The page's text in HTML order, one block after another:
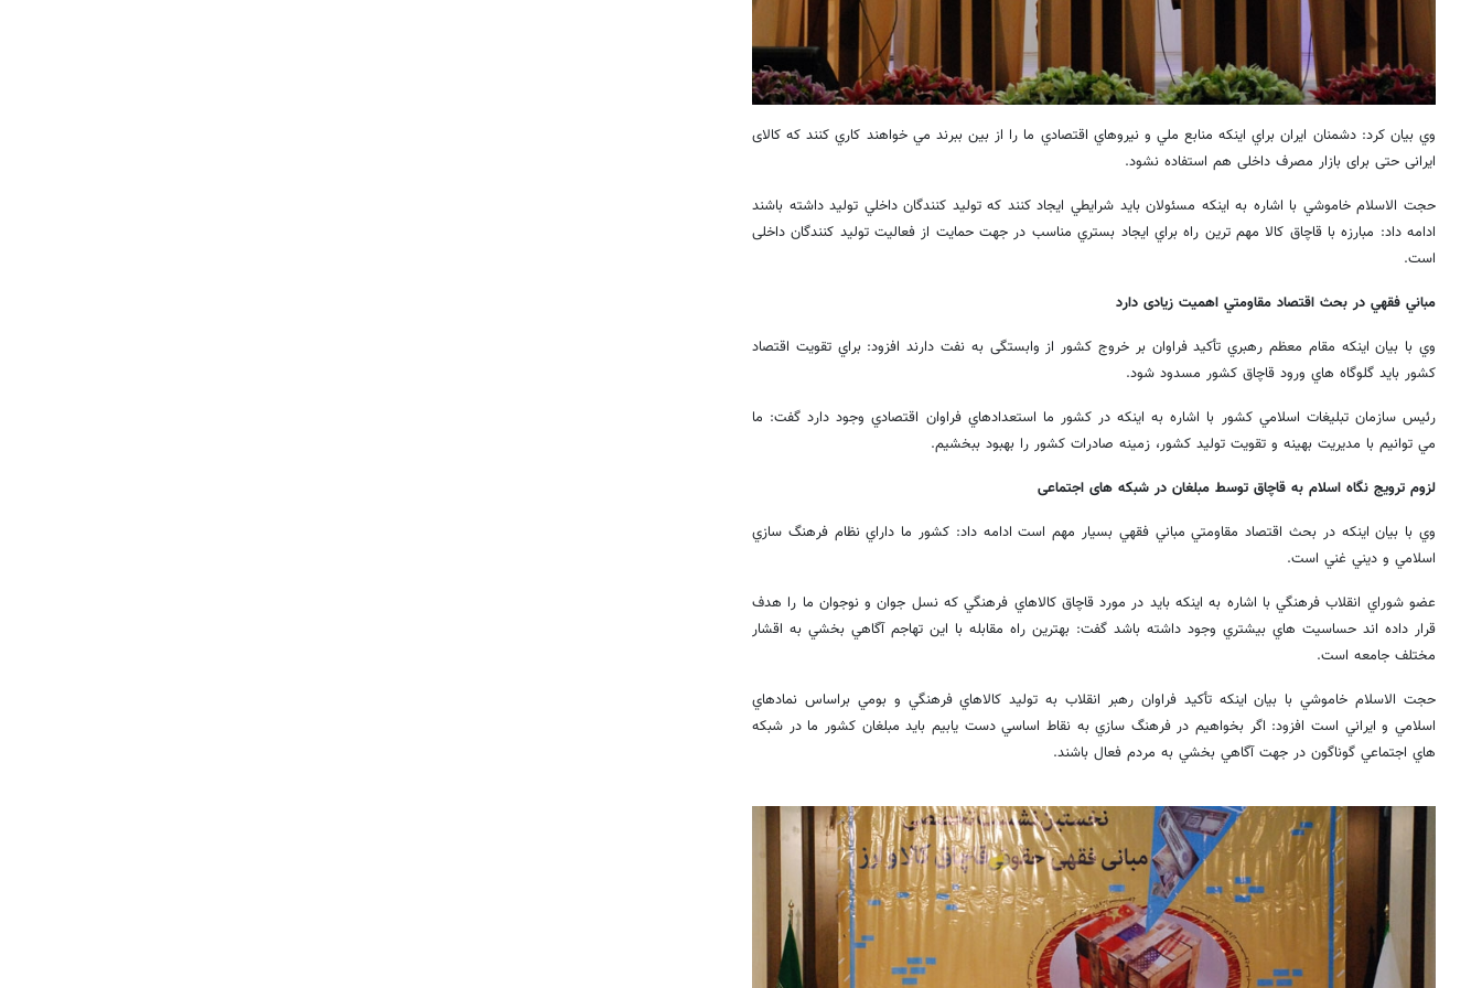
وي بیان کرد: دشمنان ايران براي اينكه منابع ملي و نيروهاي اقتصادي ما را از بين ببرند مي خواهند كاري كنند كه کالای
ایرانی حتی برای بازار مصرف داخلی هم استفاده نشود.
حجت الاسلام خاموشي با اشاره به اينكه مسئولان بايد شرايطي ايجاد كنند كه توليد كنندگان داخلي تولید داشته باشند
ادامه داد:‌ مبارزه با قاچاق كالا مهم ترين راه براي ايجاد بستري مناسب در جهت حمایت از فعاليت توليد كنندگان داخلی
است.
مباني فقهي در بحث اقتصاد مقاومتي اهمیت زیادی دارد
وي با بيان اينكه مقام معظم رهبري تأكيد فراوان بر خروج كشور از وابستگی به نفت دارند افزود:‌ براي تقويت اقتصاد
کشور بايد گلوگاه هاي ورود قاچاق كشور مسدود شود.
رئيس سازمان تبليغات اسلامي كشور با اشاره به اينكه در كشور ما استعدادهاي فراوان اقتصادي وجود دارد گفت:‌ ما
مي توانيم با مديريت بهينه و تقویت تولید کشور، زمينه صادرات كشور را بهبود ببخشيم.
لزوم ترويج نگاه اسلام به قاچاق توسط مبلغان در شبکه های اجتماعی
وي با بيان اينكه در بحث اقتصاد مقاومتي مباني فقهي بسيار مهم است ادامه داد:‌ كشور ما داراي نظام فرهنگ سازي
اسلامي و ديني غني است.
عضو شوراي انقلاب فرهنگي با اشاره به اينكه بايد در مورد قاچاق كالاهاي فرهنگي كه نسل جوان و نوجوان ما را هدف
قرار داده اند حساسيت هاي بيشتري وجود داشته باشد گفت:‌ بهترين راه مقابله با اين تهاجم آگاهي بخشي به اقشار
مختلف جامعه است.
حجت الاسلام خاموشي با بيان اينكه تأكيد فراوان رهبر انقلاب به توليد كالاهاي فرهنگي و بومي براساس نمادهاي
اسلامي و ايراني است افزود:‌ اگر بخواهيم در فرهنگ سازي به نقاط اساسي دست يابيم بايد مبلغان كشور ما در شبكه
هاي اجتماعي گوناگون در جهت آگاهي بخشي به مردم فعال باشند.